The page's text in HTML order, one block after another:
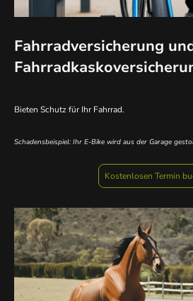
Fahrradversicherung
Bieten Schutz für Ihr Fahrrad.
Schadensbeispiel: Ihr E-Bike wird aus der Garage
Kostenlosen Termin